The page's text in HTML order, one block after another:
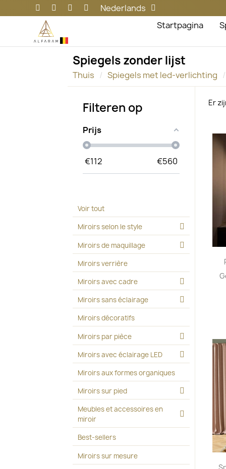
Nederlands
Startpagina
Spiegels zonder lijst
Thuis Spiegels met led-verlichting
Filteren op
Prijs
€112 €560
Voir tout
Miroirs selon le style
Miroirs de maquillage
Miroirs verrière
Miroirs avec cadre
Miroirs sans éclairage
Miroirs décoratifs
Miroirs par pièce
Miroirs avec éclairage LED
Miroirs aux formes organiques
Miroirs sur pied
Meubles et accessoires en
miroir
Best-sellers
Miroirs sur mesure
Er